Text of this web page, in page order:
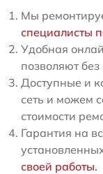
Мы
специалисты
Удобная
позволяют
Доступные и
сеть и можем
стоимости
Гарантия на
своей работы.